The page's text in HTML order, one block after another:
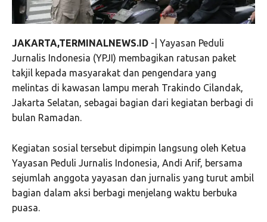
JAKARTA,TERMINALNEWS.ID -| Yayasan Peduli
Jurnalis Indonesia (YPJI) membagikan ratusan paket
takjil kepada masyarakat dan pengendara yang
melintas di kawasan lampu merah Trakindo Cilandak,
Jakarta Selatan, sebagai bagian dari kegiatan berbagi di
bulan Ramadan.
Kegiatan sosial tersebut dipimpin langsung oleh Ketua
Yayasan Peduli Jurnalis Indonesia, Andi Arif, bersama
sejumlah anggota yayasan dan jurnalis yang turut ambil
bagian dalam aksi berbagi menjelang waktu berbuka
puasa.